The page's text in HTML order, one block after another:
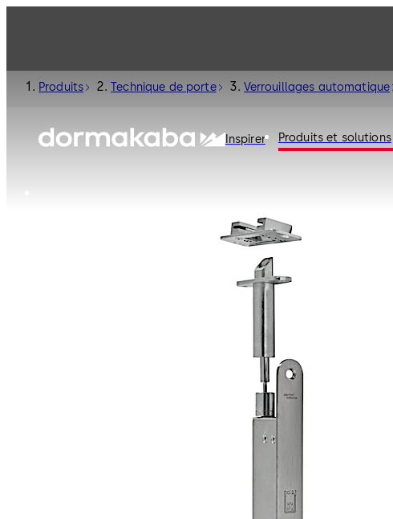
Inspirer Produits et solutions
Produits Technique de porte Verrouillages automatique